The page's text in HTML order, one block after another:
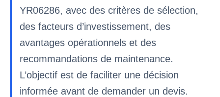
YR06286, avec des critères de sélection,
des facteurs d’investissement, des
avantages opérationnels et des
recommandations de maintenance.
L’objectif est de faciliter une décision
informée avant de demander un devis.